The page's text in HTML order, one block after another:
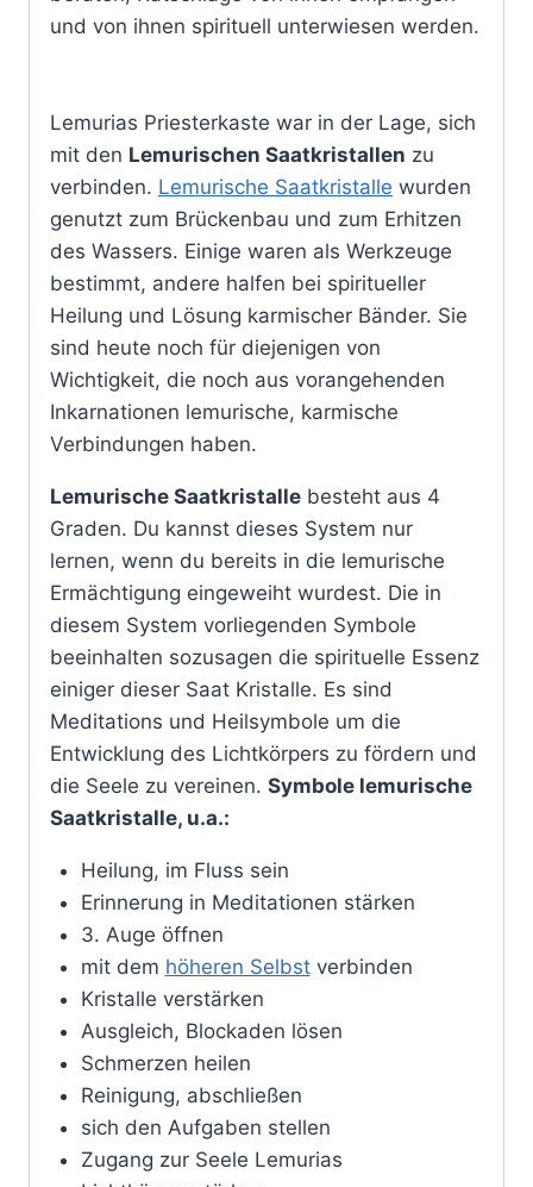
und von ihnen spirituell unterwiesen werden.
Lemurias Priesterkaste war in der Lage, sich
mit den Lemurischen Saatkristallen zu
verbinden. Lemurische Saatkristalle wurden
genutzt zum Brückenbau und zum Erhitzen
des Wassers. Einige waren als Werkzeuge
bestimmt, andere halfen bei spiritueller
Heilung und Lösung karmischer Bänder. Sie
sind heute noch für diejenigen von
Wichtigkeit, die noch aus vorangehenden
Inkarnationen lemurische, karmische
Verbindungen haben.
Lemurische Saatkristalle besteht aus 4
Graden. Du kannst dieses System nur
lernen, wenn du bereits in die lemurische
Ermächtigung eingeweiht wurdest. Die in
diesem System vorliegenden Symbole
beeinhalten sozusagen die spirituelle Essenz
einiger dieser Saat Kristalle. Es sind
Meditations und Heilsymbole um die
Entwicklung des Lichtkörpers zu fördern und
die Seele zu vereinen. Symbole lemurische
Saatkristalle, u.a.:
Heilung, im Fluss sein
Erinnerung in Meditationen stärken
3. Auge öffnen
mit dem höheren Selbstverbinden
Kristalle verstärken
Ausgleich, Blockaden lösen
Schmerzen heilen
Reinigung, abschließen
sich den Aufgaben stellen
Zugang zur Seele Lemurias